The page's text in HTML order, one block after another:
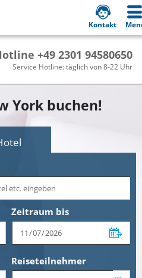
+49 2301 94580650
Service Hotline: täglich von 8-22 Uhr
Kontakt
York buchen!
Zeitraum bis
Reiseteilnehmer